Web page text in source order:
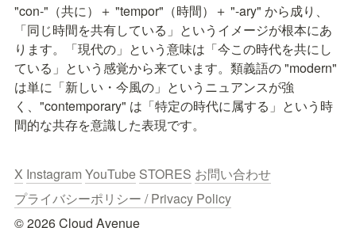
"con-"（共に）＋ "tempor"（時間）＋ "-ary" から成り、
「同じ時間を共有している」というイメージが根本にあ
ります。「現代の」という意味は「今この時代を共にし
ている」という感覚から来ています。類義語の "modern"
は単に「新しい・今風の」というニュアンスが強
く、"contemporary" は「特定の時代に属する」という時
間的な共存を意識した表現です。
X Instagram YouTube STORES お問い合わせ
プライバシーポリシー / Privacy Policy
© 2026 Cloud Avenue